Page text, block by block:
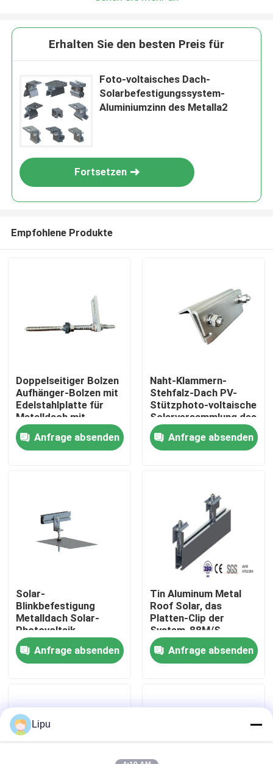
Haus
Produkte
VR-Show
Fabrik-Ausflug
Qualitätskontrolle
Fälle
Solarpv Systeme anbringend
Erhalten Sie den besten Preis für
Foto-voltaisches Dach-
Solarbefestigungssystem-
Aluminiumzinn des Metalla2
Fortsetzen
Empfohlene Produkte
Doppelseitiger Bolzen
Aufhänger-Bolzen mit
Edelstahlplatte für
Metalldach mit
hölzernem Purlin
Anfrage absenden
Naht-Klammern-
Stehfalz-Dach PV-
Stützphoto-voltaische
Solarversammlung des
Dach-A2
Anfrage absenden
Solar-
Blinkbefestigung
Metalldach Solar-
Photovoltaik-
Blechdachhalterung
Anfrage absenden
Tin Aluminum Metal
Roof Solar, das
Platten-Clip der
System-88M/S
anbringt
Anfrage absenden
Lipu